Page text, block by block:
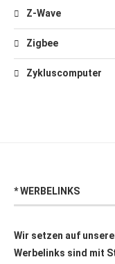
Z-Wave
Zigbee
Zykluscomputer
* WERBELINKS
Wir setzen auf
Werbelinks sind mit